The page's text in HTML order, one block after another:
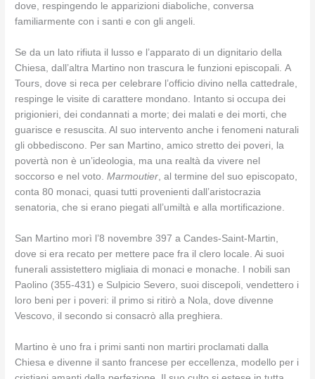
dove, respingendo le apparizioni diaboliche, conversa
familiarmente con i santi e con gli angeli.
Se da un lato rifiuta il lusso e l’apparato di un dignitario della
Chiesa, dall’altra Martino non trascura le funzioni episcopali. A
Tours, dove si reca per celebrare l’officio divino nella cattedrale,
respinge le visite di carattere mondano. Intanto si occupa dei
prigionieri, dei condannati a morte; dei malati e dei morti, che
guarisce e resuscita. Al suo intervento anche i fenomeni naturali
gli obbediscono. Per san Martino, amico stretto dei poveri, la
povertà non è un’ideologia, ma una realtà da vivere nel
soccorso e nel voto.Marmoutier, al termine del suo episcopato,
conta 80 monaci, quasi tutti provenienti dall’aristocrazia
senatoria, che si erano piegati all’umiltà e alla mortificazione.
San Martino morì l’8 novembre 397 a Candes-Saint-Martin,
dove si era recato per mettere pace fra il clero locale. Ai suoi
funerali assistettero migliaia di monaci e monache. I nobili san
Paolino (355-431) e Sulpicio Severo, suoi discepoli, vendettero i
loro beni per i poveri: il primo si ritirò a Nola, dove divenne
Vescovo, il secondo si consacrò alla preghiera.
Martino è uno fra i primi santi non martiri proclamati dalla
Chiesa e divenne il santo francese per eccellenza, modello per i